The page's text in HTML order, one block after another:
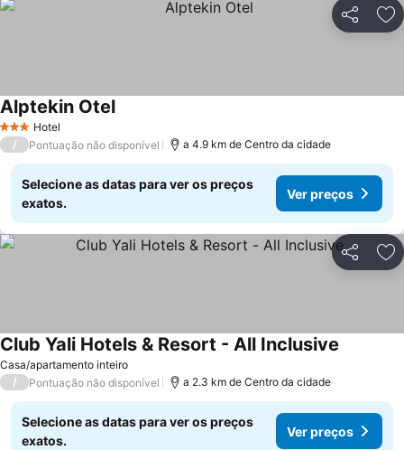
Partilhar
3 EstrelasHotel
Alptekin Otel
/ Pontuação não disponível a 4.9 km de Centro da cidade
Selecione as datas para ver os preços
exatos.
Ver preços
Partilhar
Casa/apartamento inteiro
Club Yali Hotels & Resort - All Inclusive
/ Pontuação não disponível a 2.3 km de Centro da cidade
Selecione as datas para ver os preços
exatos.
Ver preços